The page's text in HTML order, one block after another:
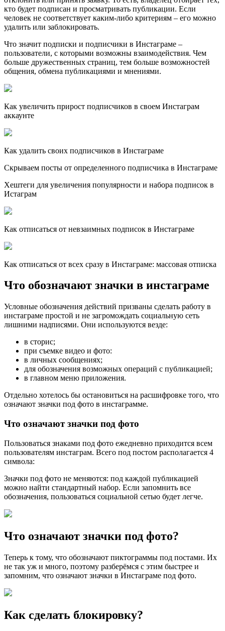
кто будет подписан и просматривать публикации. Если
человек не соответствует каким-либо критериям – его можно
удалить или заблокировать.
Что значит подписки и подписчики в Инстаграме –
пользователи, с которыми возможны взаимодействия. Чем
больше дружественных страниц, тем больше возможностей
общения, обмена публикациями и мнениями.
Как увеличить прирост подписчиков в своем Инстаграм
аккаунте
Как удалить своих подписчиков в Инстаграме
Скрываем посты от определенного подписчика в Инстаграме
Хештеги для увеличения популярности и набора подписок в
Истаграм
Как отписаться от невзаимных подписок в Инстаграме
Как отписаться от всех сразу в Инстаграме: массовая отписка
Что обозначают значки в инстаграме
Условные обозначения действий призваны сделать работу в
инстаграме простой и не загромождать социальную сеть
лишними надписями. Они используются везде:
в сторис;
при съемке видео и фото:
в личных сообщениях;
для обозначения возможных операций с публикацией;
в главном меню приложения.
Отдельно хотелось бы остановиться на расшифровке того, что
означают значки под фото в инстаграмме.
Что означают значки под фото
Пользоваться знаками под фото ежедневно приходится всем
пользователям инстаграм. Всего под постом располагается 4
символа:
Значки под фото не меняются: под каждой публикацией
можно найти стандартный набор. Если запомнить все
обозначения, пользоваться социальной сетью будет легче.
Что означают значки под фото?
Теперь к тому, что обозначают пиктограммы под постами. Их
не так уж и много, поэтому разберёмся с этим быстрее и
запомним, что означают значки в Инстаграме под фото.
Как сделать блокировку?